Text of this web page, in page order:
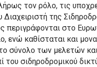
τον ρόλο, τις
Διαχειριστή της
περιγράφονται στο
ενώ καθίσταται και
σύνολο των μελετών
του σιδηροδρομικού